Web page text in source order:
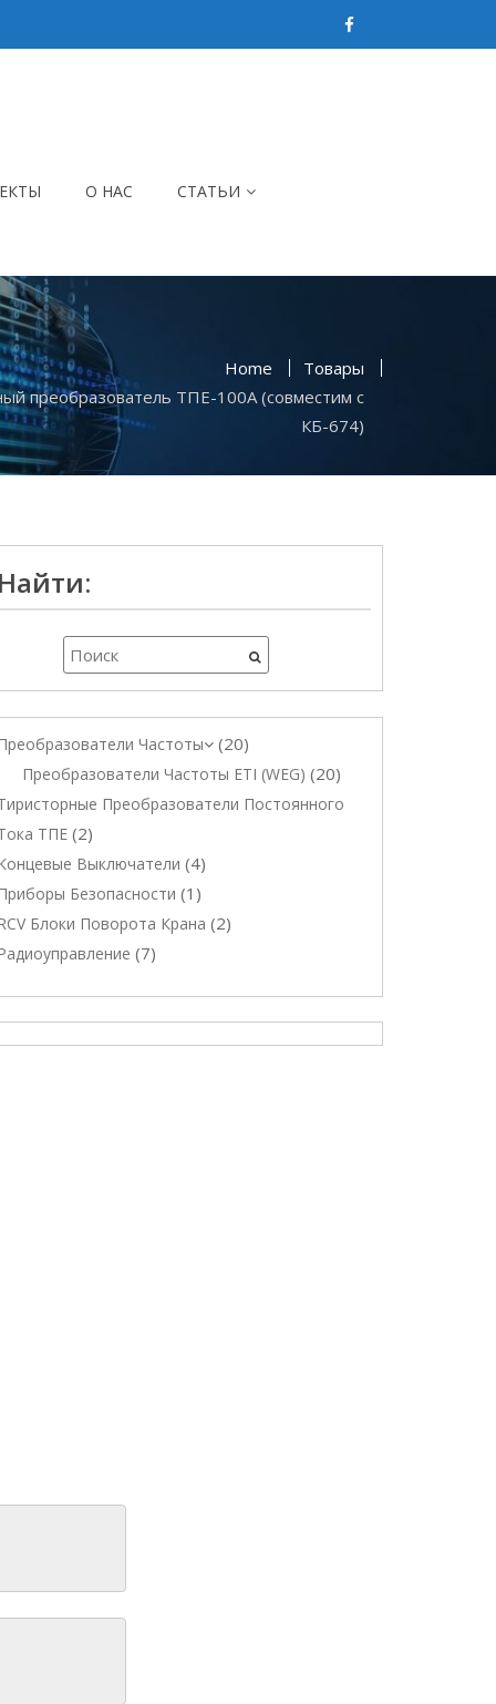
О НАС СТАТЬИ
Home
Товары
преобразователь ТПЕ-100А (совместим с
КБ-674)
Найти:
Частоты 20
Преобразователи Частоты ETI (WEG) 20
Преобразователи Постоянного
ТПЕ 2
Выключатели 4
Безопасности 1
Блоки Поворота Крана 2
7